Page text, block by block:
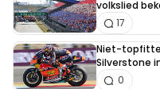
volkslied
17
Niet-topfitte
Silverstone
0